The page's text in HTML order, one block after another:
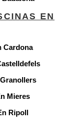
EN
Cardona
Mieres
Ripoll